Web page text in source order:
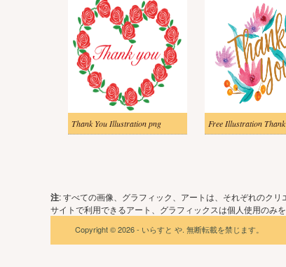
Thank You Illustration png
注: すべての画像、グラフィック、アートは、それぞれのク
サイトで利用できるアート、グラフィックスは個人使用のみ
Copyright © 2026 - いらすと や. 無断転載を禁じます。